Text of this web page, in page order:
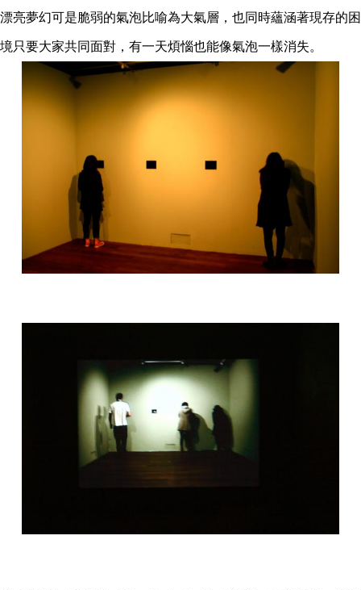
漂亮夢幻可是脆弱的氣泡比喻為大氣層，也同時蘊涵著現存的困
境只要大家共同面對，有一天煩惱也能像氣泡一樣消失。